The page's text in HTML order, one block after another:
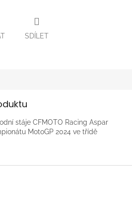
SDÍLET
stáje CFMOTO Racing Aspar
MotoGP 2024 ve třídě